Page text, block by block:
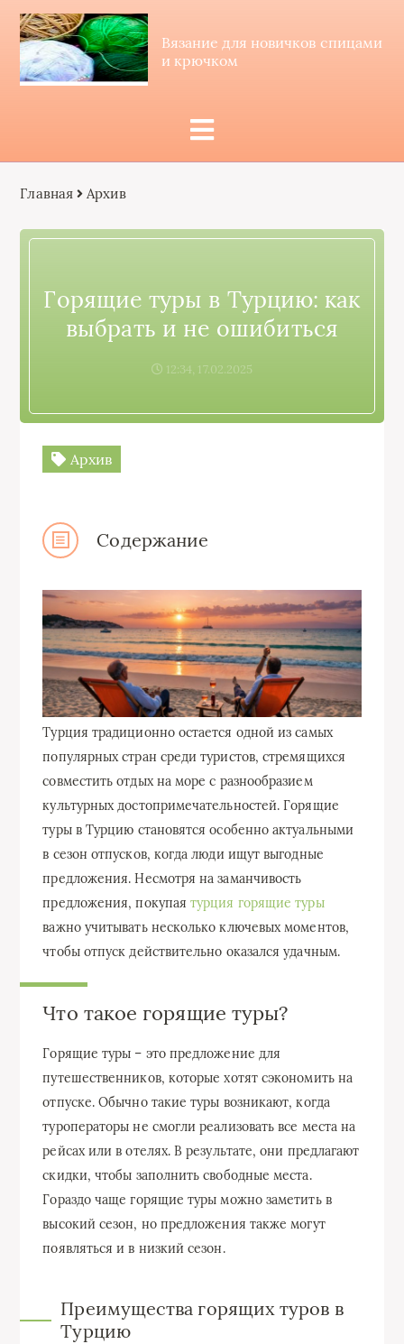
Вязание для новичков спицами
и крючком
Главная Архив
Горящие туры в Турцию: как
выбрать и не ошибиться
12:34, 17.02.2025
Архив
Содержание
Турция традиционно остается одной из самых
популярных стран среди туристов, стремящихся
совместить отдых на море с разнообразием
культурных достопримечательностей. Горящие
туры в Турцию становятся особенно актуальными
в сезон отпусков, когда люди ищут выгодные
предложения. Несмотря на заманчивость
предложения, покупаятурция горящие туры
важно учитывать несколько ключевых моментов,
чтобы отпуск действительно оказался удачным.
Что такое горящие туры?
Горящие туры – это предложение для
путешественников, которые хотят сэкономить на
отпуске. Обычно такие туры возникают, когда
туроператоры не смогли реализовать все места на
рейсах или в отелях. В результате, они предлагают
скидки, чтобы заполнить свободные места.
Гораздо чаще горящие туры можно заметить в
высокий сезон, но предложения также могут
появляться и в низкий сезон.
Преимущества горящих туров в
Турцию